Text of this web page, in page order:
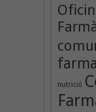
nutrició